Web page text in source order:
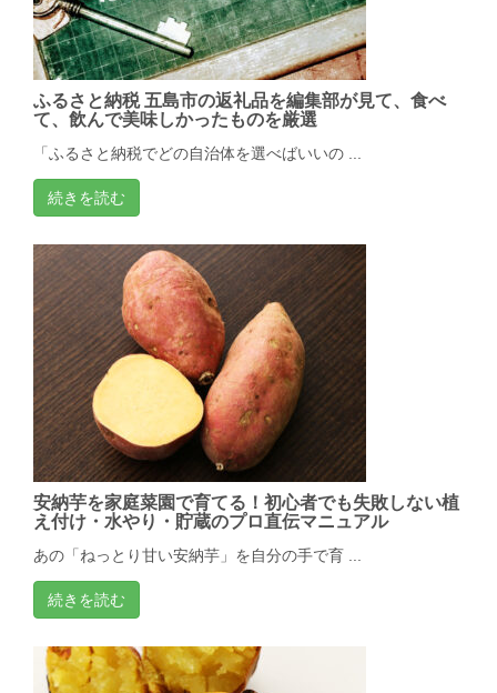
ふるさと納税 五島市の返礼品を編集部が見て、食べ
て、飲んで美味しかったものを厳選
「ふるさと納税でどの自治体を選べばいいの ...
続きを読む
安納芋を家庭菜園で育てる！初心者でも失敗しない植
え付け・水やり・貯蔵のプロ直伝マニュアル
あの「ねっとり甘い安納芋」を自分の手で育 ...
続きを読む